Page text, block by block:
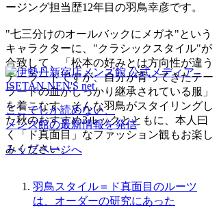
ージング担当歴12年目の羽鳥幸彦です。
"七三分けのオールバックにメガネ"という
キャラクターに、"クラシックスタイル"が
合致して、「松本の好みとは方向性が違う
テーラードですが、自分が育ってきたテー
ラードの血がしっかり継承されている服」
を着こなす。そんな羽鳥がスタイリングし
た秋のおすすめ3ルックとともに、本人曰
く「ド真面目」なファッション観もお楽し
みください。
羽鳥スタイル＝ド真面目のルーツ
は、オーダーの研究にあった
ここでしか読めない、
メンズ館の最新情報を発信
トップページへ